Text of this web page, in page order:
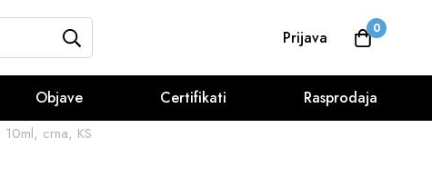
Prijava 0
Objave Certifikati Rasprodaja
crna, KS